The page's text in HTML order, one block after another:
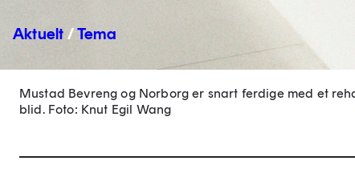
Aktuelt /Tema
Mustad Bevreng og Norborg er snart ferdige med et
blid.Foto: Knut Egil Wang